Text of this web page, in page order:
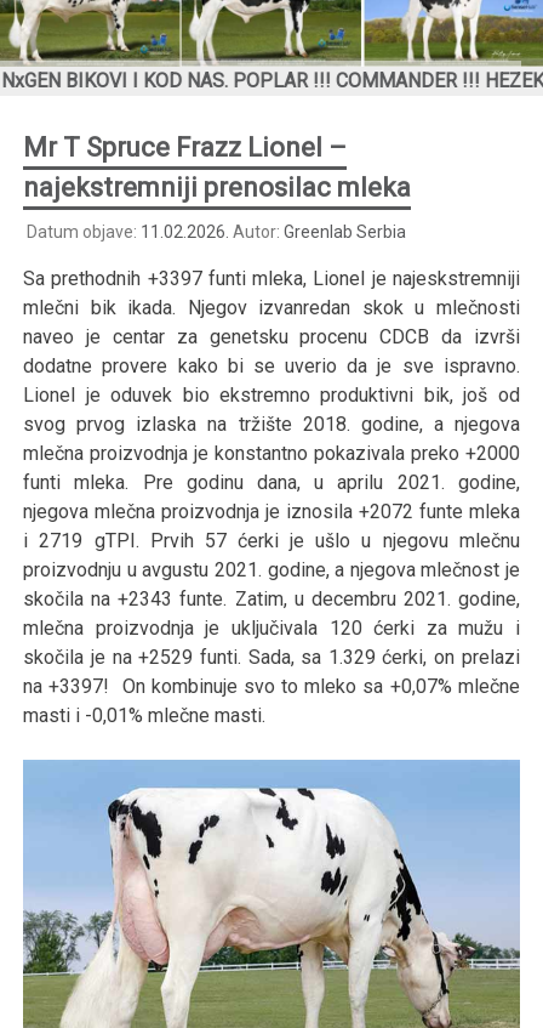
BIKOVI I KOD NAS. POPLAR !!! COMMANDER !!!
Mr T Spruce Frazz Lionel –
najekstremniji prenosilac mleka
Datum objave: 11.02.2026. Autor: Greenlab Serbia
Sa prethodnih +3397 funti mleka, Lionel je najeskstremniji
mlečni bik ikada. Njegov izvanredan skok u mlečnosti
naveo je centar za genetsku procenu CDCB da izvrši
dodatne provere kako bi se uverio da je sve ispravno.
Lionel je oduvek bio ekstremno produktivni bik, još od
svog prvog izlaska na tržište 2018. godine, a njegova
mlečna proizvodnja je konstantno pokazivala preko +2000
funti mleka. Pre godinu dana, u aprilu 2021. godine,
njegova mlečna proizvodnja je iznosila +2072 funte mleka
i 2719 gTPI. Prvih 57 ćerki je ušlo u njegovu mlečnu
proizvodnju u avgustu 2021. godine, a njegova mlečnost je
skočila na +2343 funte. Zatim, u decembru 2021. godine,
mlečna proizvodnja je uključivala 120 ćerki za mužu i
skočila je na +2529 funti. Sada, sa 1.329 ćerki, on prelazi
na +3397! On kombinuje svo to mleko sa +0,07% mlečne
masti i -0,01% mlečne masti.